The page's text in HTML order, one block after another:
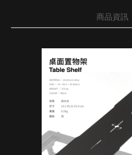
商品資訊